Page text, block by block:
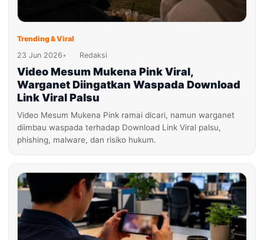
Trending & Viral
23 Jun 2026• Redaksi
Video Mesum Mukena Pink Viral,
Warganet Diingatkan Waspada Download
Link Viral Palsu
Video Mesum Mukena Pink ramai dicari, namun warganet
diimbau waspada terhadap Download Link Viral palsu,
phishing, malware, dan risiko hukum.